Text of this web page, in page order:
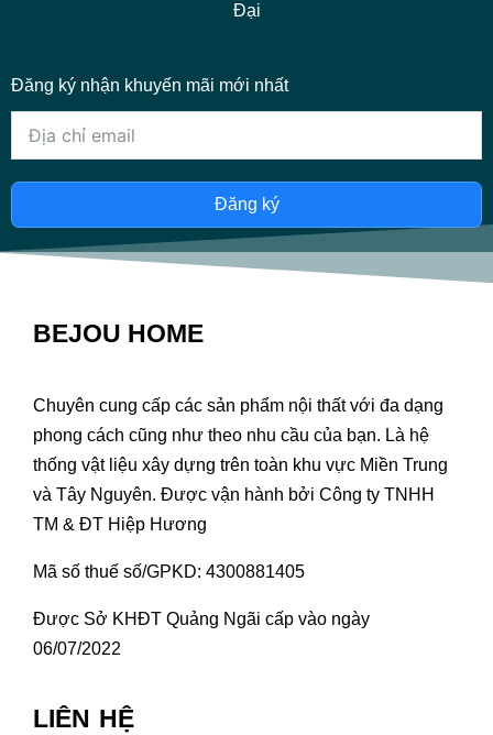
Đại
Đăng ký nhận khuyến mãi mới nhất
Đăng ký
BEJOU HOME
Chuyên cung cấp các sản phẩm nội thất với đa dạng
phong cách cũng như theo nhu cầu của bạn. Là hệ
thống vật liệu xây dựng trên toàn khu vực Miền Trung
và Tây Nguyên. Được vận hành bởi Công ty TNHH
TM & ĐT Hiệp Hương
Mã số thuế số/GPKD: 4300881405
Được Sở KHĐT Quảng Ngãi cấp vào ngày
06/07/2022
LIÊN HỆ